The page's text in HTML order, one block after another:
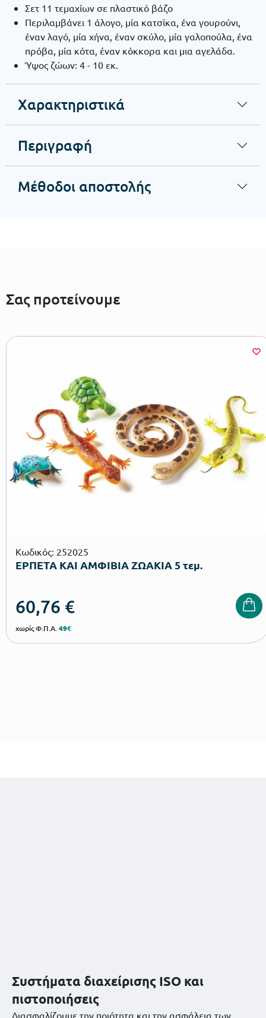
Σετ 11 τεμαχίων σε πλαστικό βάζο
Περιλαμβάνει 1 άλογο, μία κατσίκα, ένα γουρούνι,
έναν λαγό, μία χήνα, έναν σκύλο, μία γαλοπούλα, ένα
πρόβα, μία κότα, έναν κόκκορα και μια αγελάδα.
Ύψος ζώων: 4 - 10 εκ.
Χαρακτηριστικά
Περιγραφή
Μέθοδοι αποστολής
Σας προτείνουμε
Κωδικός: 252025
ΕΡΠΕΤΑ ΚΑΙ ΑΜΦΙΒΙΑ ΖΩΑΚΙΑ 5 τεμ.
60,76 €
χωρίς Φ.Π.Α.49€
Συστήματα διαχείρισης ISO και
πιστοποιήσεις
Διασφαλίζουμε την ποιότητα και την ασφάλεια των